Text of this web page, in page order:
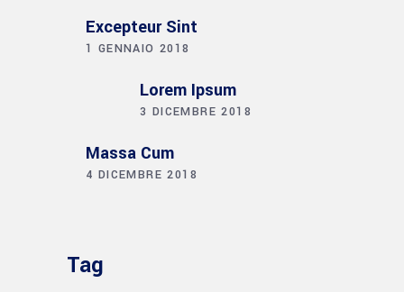
Excepteur Sint
1 GENNAIO 2018
Lorem Ipsum
3 DICEMBRE 2018
Massa Cum
4 DICEMBRE 2018
Tag